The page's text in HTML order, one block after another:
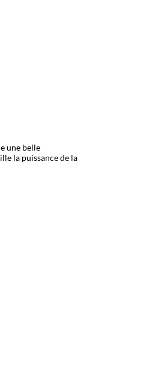
une belle
la puissance de la